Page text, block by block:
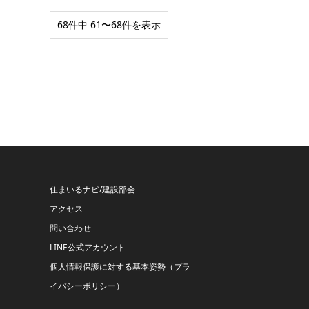
68件中 61〜68件を表示
住まいるナビ/建設部会
アクセス
問い合わせ
LINE公式アカウント
個人情報保護に対する基本姿勢（プラ
イバシーポリシー）